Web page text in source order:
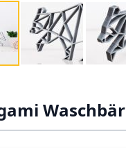
Waschbär